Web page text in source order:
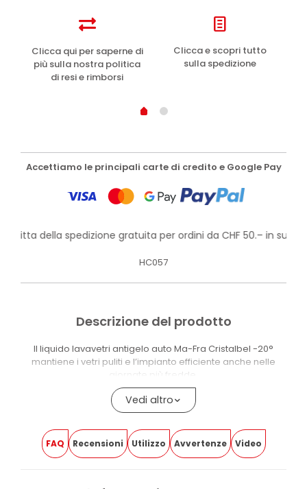
Clicca qui per saperne di
più sulla nostra politica
di resi e rimborsi
Clicca e scopri tutto
sulla spedizione
Accettiamo le principali carte di credito e Google Pay
della spedizione gratuita per ordini da CHF 50.– in su!
HC057
Descrizione del prodotto
Il liquido lavavetri antigelo auto Ma-Fra Cristalbel -20°
mantiene i vetri puliti e l’impianto efficiente anche nelle
giornate più fredde.
Rimuove sporco e residui in un solo passaggio e favorisce
uno scorrimento regolare delle spazzole, limitando
La protezione antigelo fino a -20°C preserva la funzionalità
del sistema lavavetro durante l’inverno.
Vedi altro
FAQ Recensioni Utilizzo Avvertenze Video